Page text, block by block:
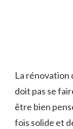
La rénovation
doit pas se
être bien
fois solide et